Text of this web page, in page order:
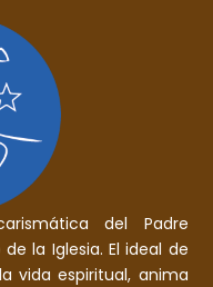
del Padre
la Iglesia. El ideal de
vida espiritual, anima